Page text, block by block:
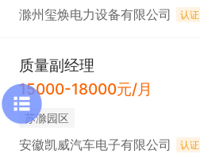
滁州玺焕电力设备有限公司 认证
质量副经理
15000-18000元/月
苏滁园区
安徽凯威汽车电子有限公司 认证